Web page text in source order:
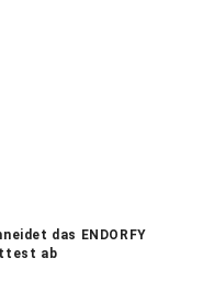
das ENDORFY
ab